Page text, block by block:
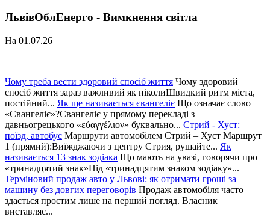
ЛьвівОблЕнерго - Вимкнення світла
На 01.07.26
Чому треба вести здоровий спосіб життя Чому здоровий
спосіб життя зараз важливий як ніколиШвидкий ритм міста,
постійний... Як ще називається євангеліє Що означає слово
«Євангеліє»?Євангеліє у прямому перекладі з
давньогрецького «εὐαγγέλιον» буквально... Стрий - Хуст:
поїзд, автобус Маршрути автомобілем Стрий – Хуст Маршрут
1 (прямий):Виїжджаючи з центру Стрия, рушайте... Як
називається 13 знак зодіака Що мають на увазі, говорячи про
«тринадцятий знак»Під «тринадцятим знаком зодіаку»...
Терміновий продаж авто у Львові: як отримати гроші за
машину без довгих переговорів Продаж автомобіля часто
здається простим лише на перший погляд. Власник
виставляє...